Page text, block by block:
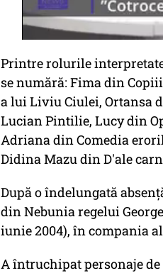
Printre rolurile interpretate
se numără: Fima din
a lui Liviu Ciulei, Ortansa
Lucian Pintilie, Lucy din
Adriana din Comedia
Didina Mazu din D'ale
După o îndelungată
din Nebunia regelui
iunie 2004), în compania
A întruchipat personaje